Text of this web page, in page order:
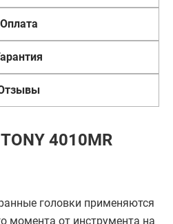
Оплата
4010MR
головки применяются
момента от инструмента на